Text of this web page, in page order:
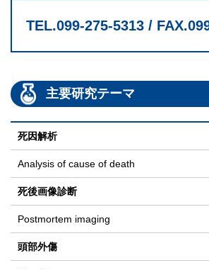
TEL.099-275-5313 /
主要研究テーマ
死因解析
Analysis of cause of death
死後画像診断
Postmortem imaging
頭部外傷